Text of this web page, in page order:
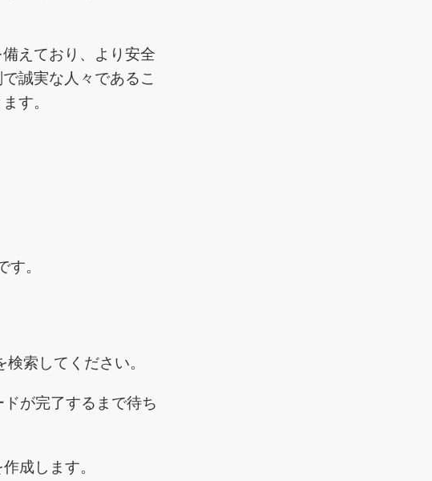
えており、より安全
誠実な人々であるこ
す。
。
索してください。
が完了するまで待ち
成します。